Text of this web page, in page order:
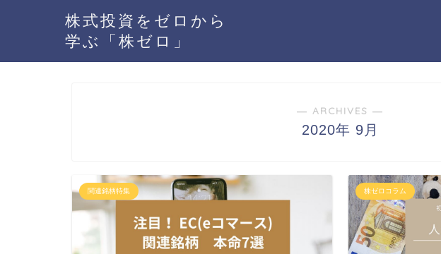
株式投資をゼロから
学ぶ「株ゼロ」
― ARCHIVES ―
2020年 9月
関連銘柄特集 株ゼロコラム